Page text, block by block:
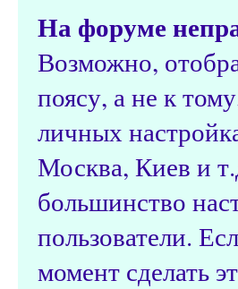
На форуме
Возможно,
поясу, а не к
личных
Москва, Киев и
большинство
пользователи.
момент сделать